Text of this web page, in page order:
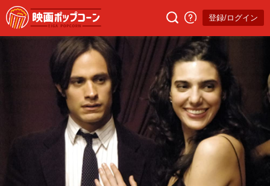
登録/ログイン